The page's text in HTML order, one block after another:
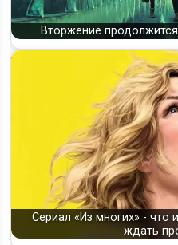
Вторжение
Сериал «Из многих» - что
ждать